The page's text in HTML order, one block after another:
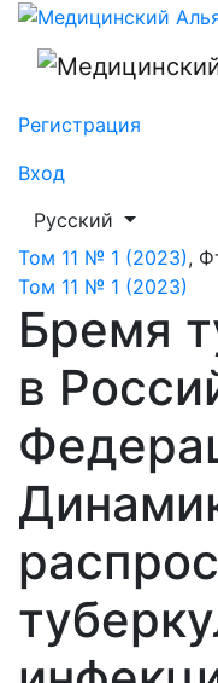
Бремя туберкулеза
Регистрация
Вход
Русский
Том 11 № 1 (2023),
Том 11 № 1 (2023)
Бремя
в